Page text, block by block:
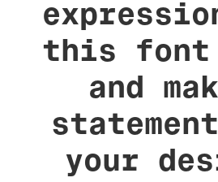
this font
and
your